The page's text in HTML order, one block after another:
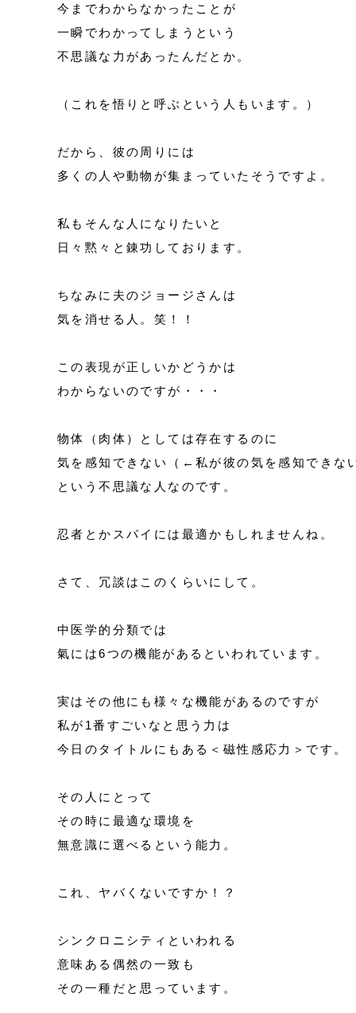
今までわからなかったことが
一瞬でわかってしまうという
不思議な力があったんだとか。
（これを悟りと呼ぶという人もいます。）
だから、彼の周りには
多くの人や動物が集まっていたそうですよ。
私もそんな人になりたいと
日々黙々と錬功しております。
ちなみに夫のジョージさんは
気を消せる人。笑！！
この表現が正しいかどうかは
わからないのですが・・・
物体（肉体）としては存在するのに
気を感知できない（←私が彼の気を感知できな
という不思議な人なのです。
忍者とかスパイには最適かもしれませんね。
さて、冗談はこのくらいにして。
中医学的分類では
氣には6つの機能があるといわれています。
実はその他にも様々な機能があるのですが
私が1番すごいなと思う力は
今日のタイトルにもある＜磁性感応力＞です。
その人にとって
その時に最適な環境を
無意識に選べるという能力。
これ、ヤバくないですか！？
シンクロニシティといわれる
意味ある偶然の一致も
その一種だと思っています。